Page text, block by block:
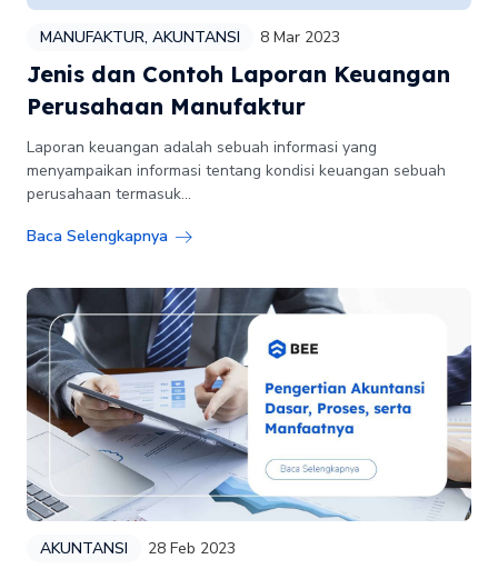
MANUFAKTUR, AKUNTANSI 8 Mar 2023
Jenis dan Contoh Laporan Keuangan
Perusahaan Manufaktur
Laporan keuangan adalah sebuah informasi yang
menyampaikan informasi tentang kondisi keuangan sebuah
perusahaan termasuk...
Baca Selengkapnya
AKUNTANSI 28 Feb 2023